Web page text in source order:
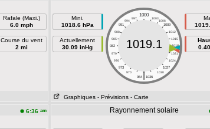
Rafale (Maxi.)
6.0 mph
Course du vent
2 mi
Mini.
1018.6 hPa
Actuellement
30.09 inHg
1000
997 1003
994
1006
991
1009
988
1012
985
1015
982
1018
979
1021
976
1024
973
1027
970
1030
|
964 1036
1019.1
Graphiques - Prévisions - Carte
6:36 am Rayonnement solaire